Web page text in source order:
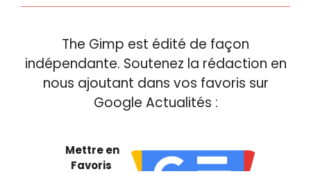
The Gimp est édité de façon
indépendante. Soutenez la rédaction en
nous ajoutant dans vos favoris sur
Google Actualités :
Mettre en
Favoris